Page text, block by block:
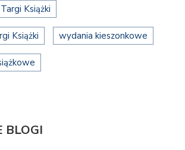
Targi Książki
Książki wydania kieszonkowe
BLOGI